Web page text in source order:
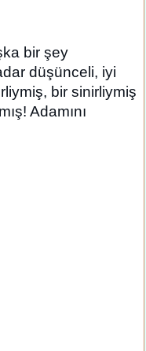
bir şey
düşünceli, iyi
bir sinirliymiş
Adamını